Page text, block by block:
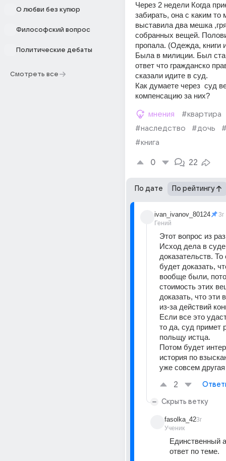
О любви без купюр
Философский вопрос
Политические дебаты
Смотреть все
Через 2 недели Когда
забирать, она с каким то
выставила два мешка
собранных вещей.
пропала. (Одежда, книги
Была в милиции. Был
ответ что гражданско
сказали идите в суд.
Как думаете через  суд
компенсацию за них?
мнения
#квартира
#наследство
#дочь
#книга
0 22
По дате По рейтингу
ivan_ivanov_80124
Гений
3г
Этот вопрос из
Исход дела в суде
доказательств. То
будет доказать,
вообще были,
стоимость этих
доказать, что эти
из-за действий
Если все это
то да, суд примет
польщу истца.
Потом будет
история по
уже совсем
2
Скрыть ветку
fasolka_42
Ученик
3г
Единственный
ответ по теме.